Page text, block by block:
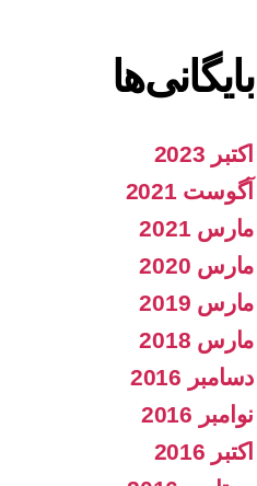
بایگانی‌ها
اکتبر 2023
آگوست 2021
مارس 2021
مارس 2020
مارس 2019
مارس 2018
دسامبر 2016
نوامبر 2016
اکتبر 2016